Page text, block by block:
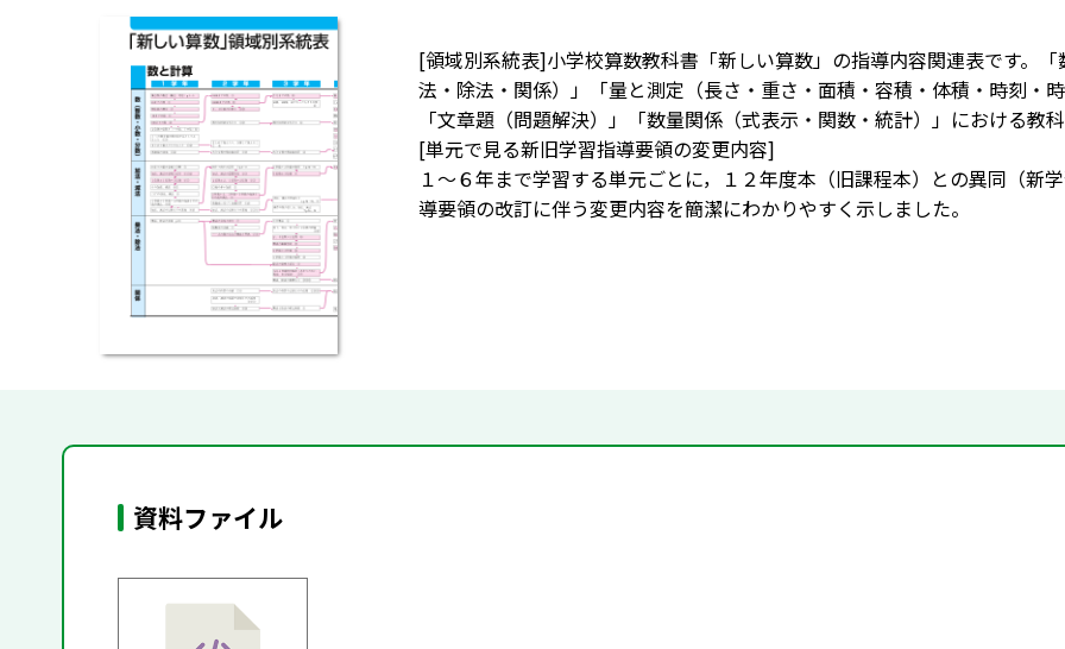
[領域別系統表]小学校算数教科書「新しい算数」の指導内容関連表です。
法・除法・関係）」「量と測定（長さ・重さ・面積・容積・体積・時刻・
「文章題（問題解決）」「数量関係（式表示・関数・統計）」における教
[単元で見る新旧学習指導要領の変更内容]
１～６年まで学習する単元ごとに，１２年度本（旧課程本）との異同（新
導要領の改訂に伴う変更内容を簡潔にわかりやすく示しました。
資料ファイル